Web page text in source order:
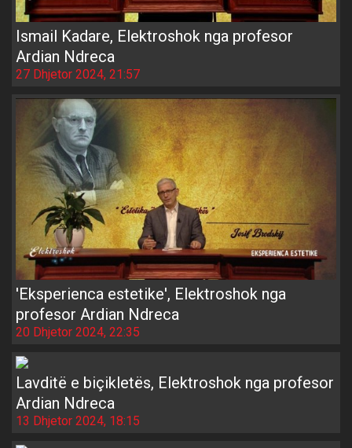
Ismail Kadare, Elektroshok nga profesor
Ardian Ndreca
27 Dhjetor 2024, 21:57
'Eksperienca estetike', Elektroshok nga
profesor Ardian Ndreca
20 Dhjetor 2024, 22:35
Lavditë e biçikletës, Elektroshok nga profesor
Ardian Ndreca
13 Dhjetor 2024, 18:15